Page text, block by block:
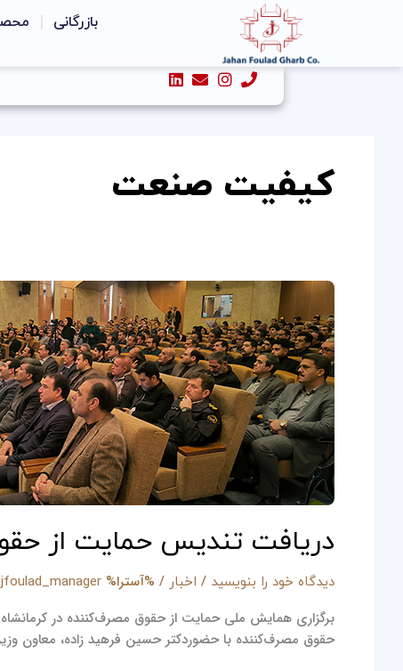
بازرگانی
کیفیت صنعت
دریافت تندیس حمایت از
دیدگاه‌ خود را بنویسید / اخبار / %آسترا% jfoulad_manager
حقوق مصرف‌کننده با حضوردکتر حسین فرهید زاده، معاون
دریافت
تندیس
حمایت
از
حقوق
مصرف
کننده
توسط
شرکت
جهان
فولاد